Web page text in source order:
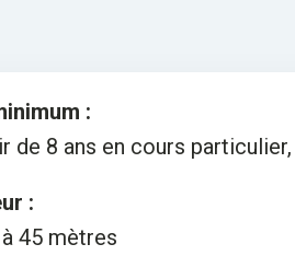
:
de 8 ans en cours
:
45 mètres